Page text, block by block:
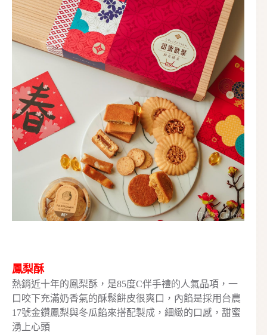
鳳梨酥
熱銷近十年的鳳梨酥，是85度C伴手禮的人氣品項，一
口咬下充滿奶香氣的酥鬆餅皮很爽口，內餡是採用台農
17號金鑽鳳梨與冬瓜餡來搭配製成，細緻的口感，甜蜜
湧上心頭